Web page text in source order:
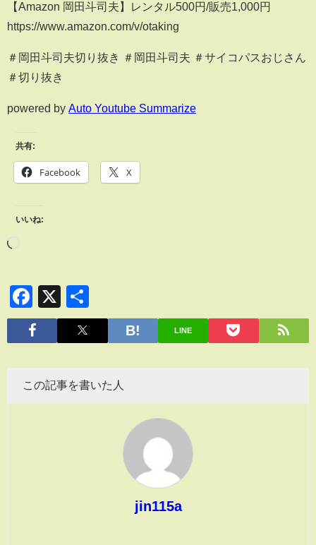
【Amazon 岡田斗司夫】レンタル500円/販売1,000円
https://www.amazon.com/v/otaking
＃岡田斗司夫切り抜き ＃岡田斗司夫 ＃サイコパスおじさん
＃切り抜き
powered by Auto Youtube Summarize
共有:
Facebook X
いいね:
Facebook
X
有
LINE
この記事を書いた人
jin115a